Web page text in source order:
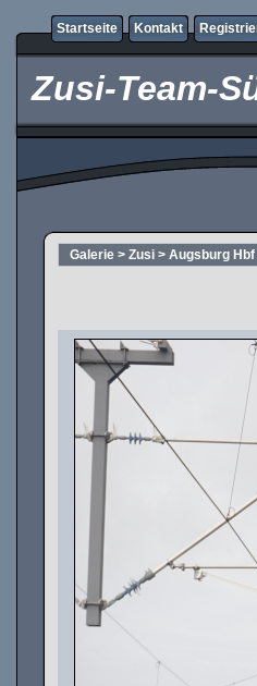
Startseite Kontakt
Zusi-Team-
Galerie > Zusi > Augsburg Hbf